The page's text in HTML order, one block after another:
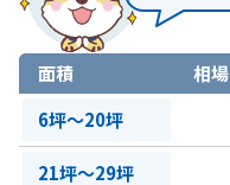
面積 相場
6坪～20坪
21坪～29坪